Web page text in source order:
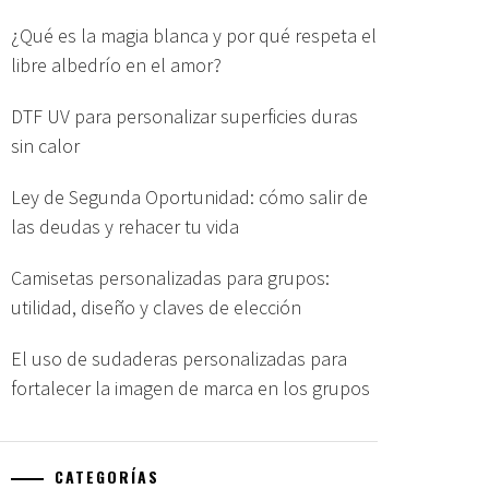
¿Qué es la magia blanca y por qué respeta el
libre albedrío en el amor?
DTF UV para personalizar superficies duras
sin calor
Ley de Segunda Oportunidad: cómo salir de
las deudas y rehacer tu vida
Camisetas personalizadas para grupos:
utilidad, diseño y claves de elección
El uso de sudaderas personalizadas para
fortalecer la imagen de marca en los grupos
CATEGORÍAS